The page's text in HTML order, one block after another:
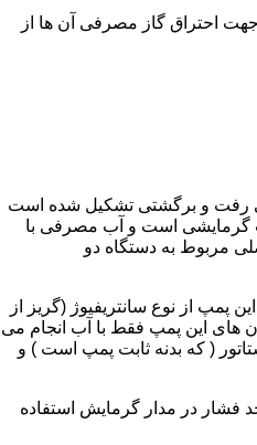
ممنوع است،مگر آنکه هوای مورد نیاز جهت احتراق گاز مصرفی آن ها از
رفت و برگشتی تشکیل شده است
گرمایشی است و آب مصرفی با
مربوط به دستگاه دو
از نوع سانتریفیوژ (گریز از
های این پمپ فقط با آب انجام می
( که بدنه ثابت پمپ است ) و
فشار در مدار گرمایش استفاده